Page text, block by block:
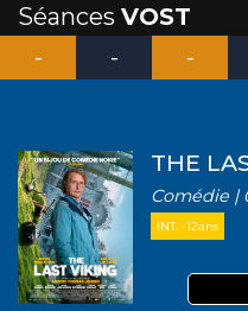
Séances VOST
-
- -
THE
Comédie |
INT. -12ans